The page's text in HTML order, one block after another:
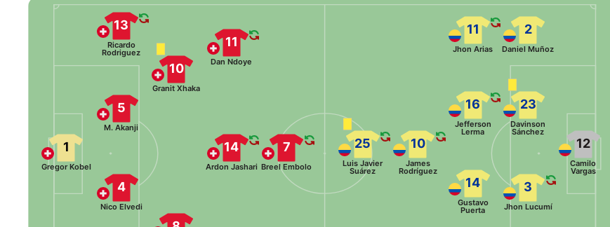
1
Gregor Kobel
13
Ricardo
Rodriguez
5
M. Akanji
4
Nico Elvedi
10
Granit Xhaka
11
Dan Ndoye
14
Ardon Jashari
7
Breel Embolo
12
Camilo
Vargas
3
Jhon Lucumí
23
Davinson
Sánchez
2
Daniel Muñoz
14
Gustavo
Puerta
16
Jefferson
Lerma
11
Jhon Arias
10
James
Rodríguez
25
Luis Javier
Suárez